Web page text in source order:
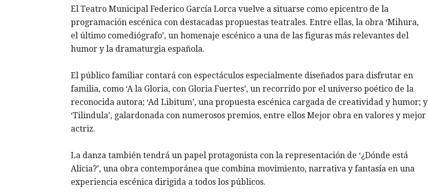
El Teatro Municipal Federico García Lorca vuelve a situarse como epicentro de la
programación escénica con destacadas propuestas teatrales. Entre ellas, la obra ‘Mihura,
el último comediógrafo’, un homenaje escénico a una de las figuras más relevantes del
humor y la dramaturgia española.
El público familiar contará con espectáculos especialmente diseñados para disfrutar en
familia, como ‘A la Gloria, con Gloria Fuertes’, un recorrido por el universo poético de la
reconocida autora; ‘Ad Libitum’, una propuesta escénica cargada de creatividad y humor; y
‘Tilindula’, galardonada con numerosos premios, entre ellos Mejor obra en valores y mejor
actriz.
La danza también tendrá un papel protagonista con la representación de ‘¿Dónde está
Alicia?’, una obra contemporánea que combina movimiento, narrativa y fantasía en una
experiencia escénica dirigida a todos los públicos.